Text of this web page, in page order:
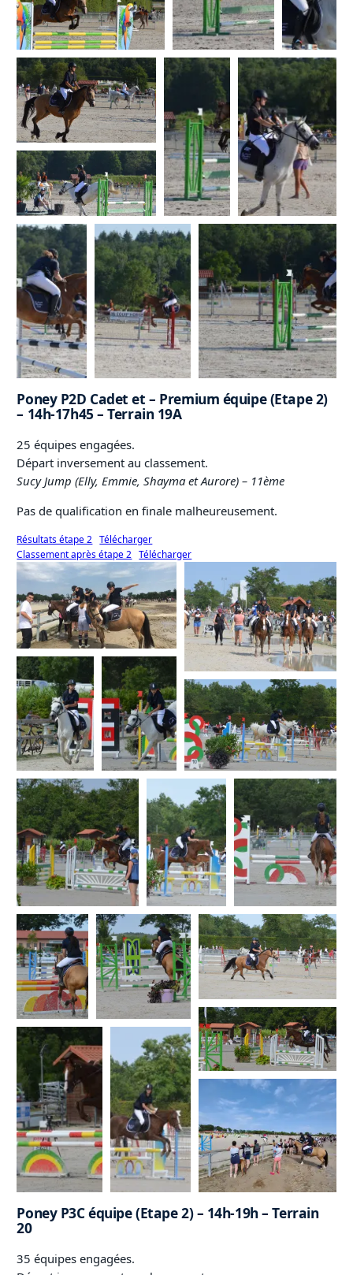
Poney P2D Cadet et – Premium équipe (Etape 2)
– 14h-17h45 – Terrain 19A
25 équipes engagées.
Départ inversement au classement.
Sucy Jump (Elly, Emmie, Shayma et Aurore) – 11ème
Pas de qualification en finale malheureusement.
Résultats étape 2
Télécharger
Classement après étape 2
Télécharger
Poney P3C équipe (Etape 2) – 14h-19h – Terrain
20
35 équipes engagées.